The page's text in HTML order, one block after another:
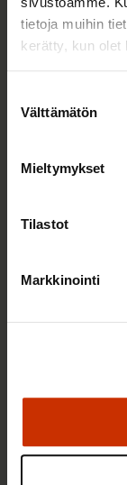
tietoja muihin
kerätty, kun olet
valinta
Välttämätön
Mieltymykset
Tilastot
Markkinointi
24.4.2026Pia